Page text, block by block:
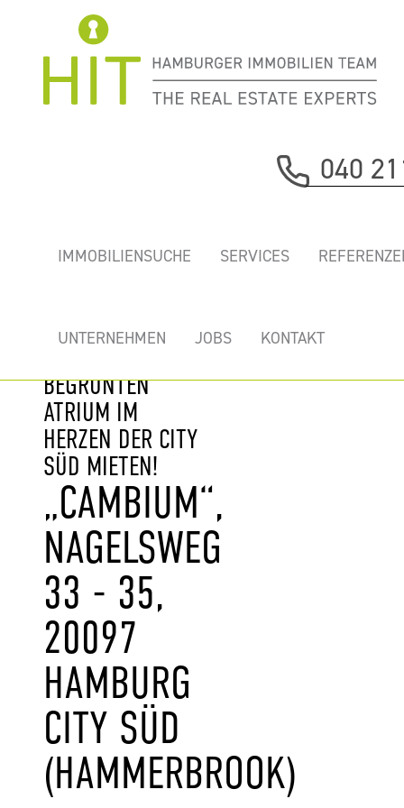
040
IMMOBILIENSUCHE SERVICES
UNTERNEHMEN JOBS KONTAKT
„CAMBIUM“ -
MIT EINEM
BEGRÜNTEN
ATRIUM IM
HERZEN DER CITY
SÜD MIETEN!
„CAMBIUM“,
NAGELSWEG
33 - 35,
20097
HAMBURG
CITY SÜD
(HAMMERBROOK)